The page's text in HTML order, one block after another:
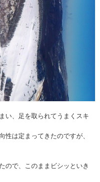
い、足を取られてうまくスキ
性は定まってきたのですが、
ので、このままビシッといき